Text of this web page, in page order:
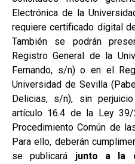
Electrónica de la
requiere certificado digital
También se podrán
Registro General de la
Fernando, s/n) o en el
Universidad de Sevilla
Delicias, s/n), sin
artículo 16.4 de la Ley
Procedimiento Común de
Para ello, deberán
se publicará junto a la